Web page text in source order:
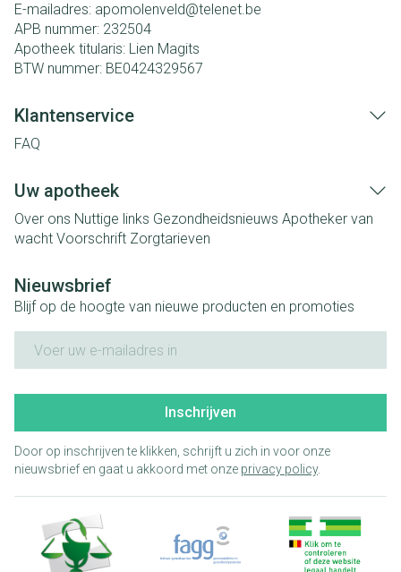
E-mailadres: apomolenveld@telenet.be
APB nummer: 232504
Apotheek titularis: Lien Magits
BTW nummer: BE0424329567
Klantenservice
FAQ
Uw apotheek
Over ons Nuttige links Gezondheidsnieuws Apotheker van
wacht Voorschrift Zorgtarieven
Nieuwsbrief
Blijf op de hoogte van nieuwe producten en promoties
Inschrijven
Door op inschrijven te klikken, schrijft u zich in voor onze
nieuwsbrief en gaat u akkoord met onze privacy policy.